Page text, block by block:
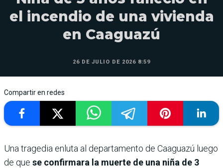
el incendio de una vivienda
en Caaguazú
26 DE JULIO DE 2026 8:59
Compartir en redes
Una tragedia enluta al departamento de Caaguazú luego
de que se confirmara la muerte de una niña de 3